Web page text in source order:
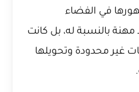
في الفضاء
مهنة بالنسبة له، بل كانت
غير محدودة وتحويلها